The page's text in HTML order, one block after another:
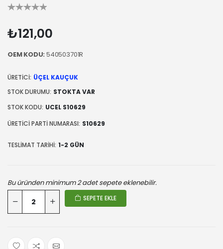
₺121,00
OEM KODU:540503701R
ÜRETICI: ÜÇEL KAUÇUK
STOK DURUMU: STOKTA VAR
STOK KODU: UCEL S10629
ÜRETICI PARTI NUMARASI: S10629
TESLIMAT TARIHI: 1-2 GÜN
Bu üründen minimum 2 adet sepete eklenebilir.
SEPETE EKLE